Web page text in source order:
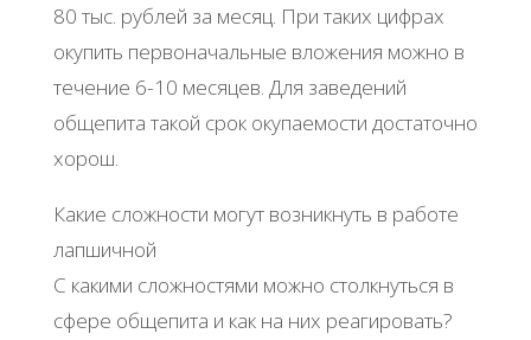
80 тыс. рублей за месяц. При таких цифрах
окупить первоначальные вложения можно в
течение 6-10 месяцев. Для заведений
общепита такой срок окупаемости достаточно
хорош.
Какие сложности могут возникнуть в работе
лапшичной
С какими сложностями можно столкнуться в
сфере общепита и как на них реагировать?